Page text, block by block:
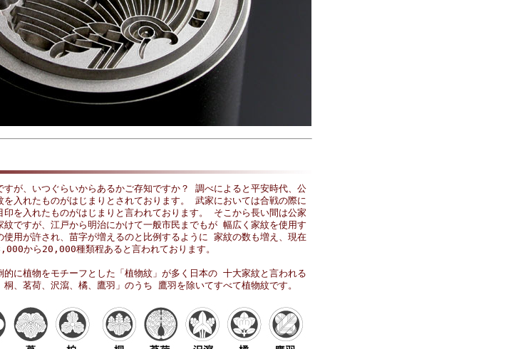
すが、いつぐらいからあるかご存知ですか？ 調べによると平安時代、公
を入れたものがはじまりとされております。 武家においては合戦の際に
印を入れたものがはじまりと言われております。 そこから長い間は公家
紋ですが、江戸から明治にかけて一般市民までもが 幅広く家紋を使用す
使用が許され、苗字が増えるのと比例するように 家紋の数も増え、現在
から20,000種類程あると言われております。
的に植物をモチーフとした「植物紋」が多く日本の 十大家紋と言われる
桐、茗荷、沢瀉、橘、鷹羽」のうち 鷹羽を除いてすべて植物紋です。